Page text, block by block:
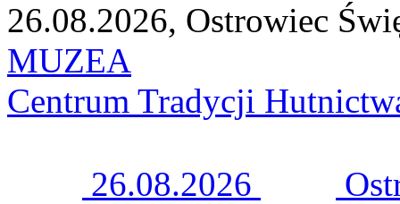
26.08.2026, Ostrowiec
MUZEA
Centrum Tradycji
26.08.2026